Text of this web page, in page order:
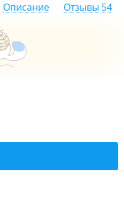
Описание Отзывы 54
94